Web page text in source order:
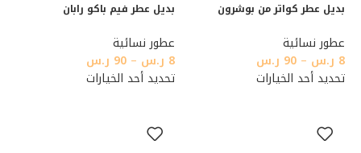
بديل عطر كواتر من بوشرون
عطور نسائية
8 ر.س –
90 ر.س
تحديد أحد الخيارات
بديل عطر فيم باكو رابان
عطور نسائية
8 ر.س –
90 ر.س
تحديد أحد الخيارات